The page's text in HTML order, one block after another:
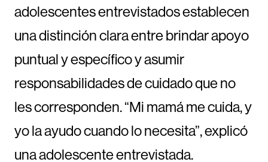
adolescentes entrevistados establecen
una distinción clara entre brindar apoyo
puntual y específico y asumir
responsabilidades de cuidado que no
les corresponden. “Mi mamá me cuida, y
yo la ayudo cuando lo necesita”, explicó
una adolescente entrevistada.